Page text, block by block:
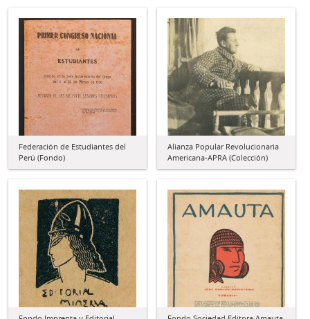
Federación de Estudiantes del
Perú (Fondo)
Alianza Popular Revolucionaria
Americana-APRA (Colección)